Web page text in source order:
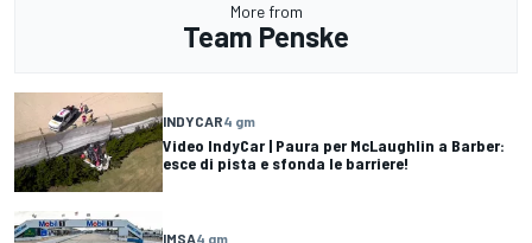
More from
Team Penske
INDYCAR4 gm
Video IndyCar | Paura per McLaughlin a Barber:
esce di pista e sfonda le barriere!
IMSA4 gm